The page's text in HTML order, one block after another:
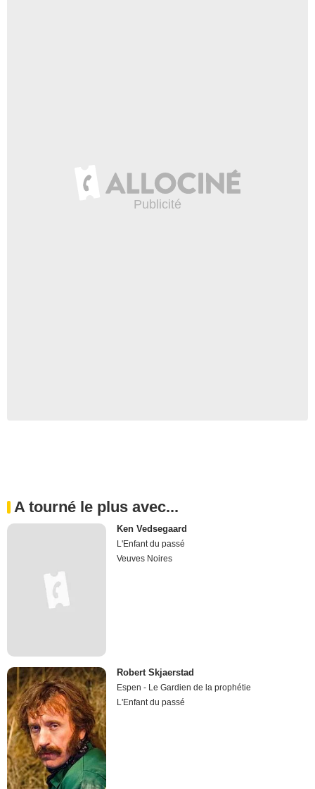
A tourné le plus avec...
Ken Vedsegaard
L'Enfant du passé
Veuves Noires
Robert Skjaerstad
Espen - Le Gardien de la prophétie
L'Enfant du passé